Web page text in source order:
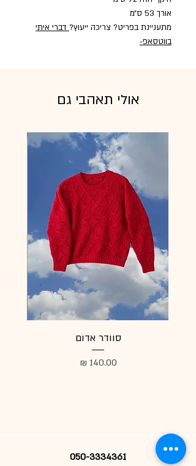
אורך 53 ס״מ
מתעניינת בפריט? צריכה ייעוץ? דברי איתי
בווטסאפ-
אולי תאהבי גם
סוודר אדום
מחיר
050-3334361